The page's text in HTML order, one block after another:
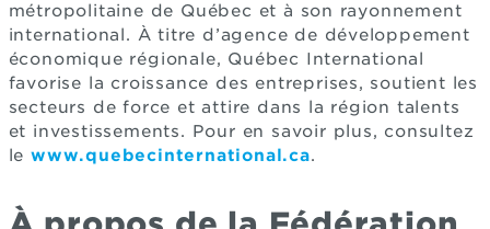
métropolitaine de Québec et à son rayonnement
international. À titre d’agence de développement
économique régionale, Québec International
favorise la croissance des entreprises, soutient les
secteurs de force et attire dans la région talents
et investissements. Pour en savoir plus, consultez
le www.quebecinternational.ca.